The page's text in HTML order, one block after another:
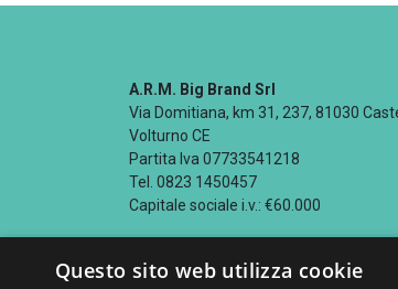
A.R.M. Big Brand Srl
Via Domitiana, km 31, 237, 81030
Volturno CE
Partita Iva 07733541218
Tel. 0823 1450457
Capitale sociale i.v.: €60.000
Questo sito web utilizza cookie